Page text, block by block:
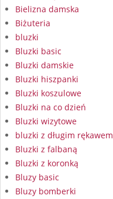
Bielizna damska
Biżuteria
bluzki
Bluzki basic
Bluzki damskie
Bluzki hiszpanki
Bluzki koszulowe
Bluzki na co dzień
Bluzki wizytowe
bluzki z długim rękawem
Bluzki z falbaną
Bluzki z koronką
Bluzy basic
Bluzy bomberki